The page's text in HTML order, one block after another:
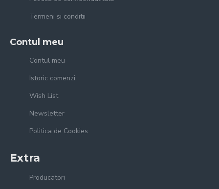
Termeni si conditii
Contul meu
Contul meu
Istoric comenzi
Wish List
Newsletter
Politica de Cookies
Extra
Producatori